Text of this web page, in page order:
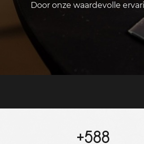
Door onze waardevolle
+588